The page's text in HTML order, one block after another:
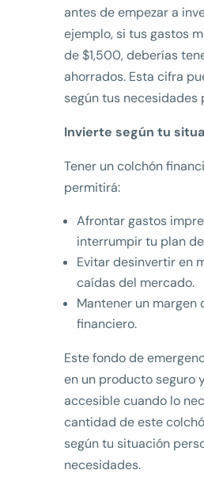
antes de empezar a
ejemplo, si tus gastos
de $1,500, deberías
ahorrados. Esta cifra
según tus necesidades
Invierte según tu
Tener un colchón
permitirá:
Afrontar gastos
interrumpir tu plan
Evitar desinvertir en
caídas del mercado.
Mantener un margen
financiero.
Este fondo de
en un producto seguro
accesible cuando lo
cantidad de este
según tu situación
necesidades.